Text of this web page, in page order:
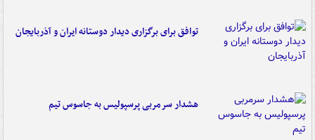
توافق برای برگزاری دیدار دوستانه ایران و آذربایجان
هشدار سرمربی پرسپولیس به جاسوس تیم